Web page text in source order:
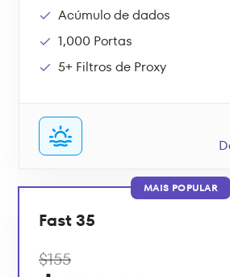
Acúmulo de dados
1,000 Portas
5+ Filtros de Proxy
MAIS POPULAR
Fast 35
$155